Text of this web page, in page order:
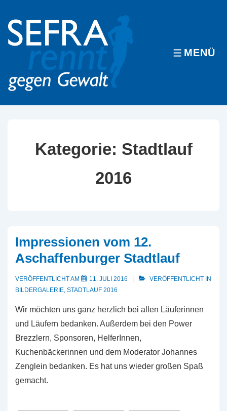
Zum
Inhalt
MENÜ
MENÜ
Kategorie: Stadtlauf
2016
Impressionen vom 12.
Aschaffenburger Stadtlauf
VERÖFFENTLICHT AM 11. JULI 2016
VERÖFFENTLICHT IN
BILDERGALERIE, STADTLAUF 2016
Wir möchten uns ganz herzlich bei allen Läuferinnen
und Läufern bedanken. Außerdem bei den Power
Brezzlern, Sponsoren, HelferInnen,
Kuchenbäckerinnen und dem Moderator Johannes
Zenglein bedanken. Es hat uns wieder großen Spaß
gemacht.